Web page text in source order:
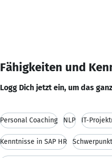
Fähigkeiten und
Logg Dich jetzt ein, um das
Personal Coaching NLP IT-
Kenntnisse in SAP HR